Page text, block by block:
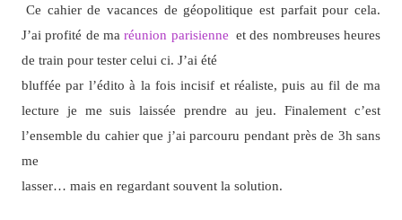
Ce cahier de vacances de géopolitique est parfait pour cela.
J’ai profité de maréunion parisienne et des nombreuses heures
de train pour tester celui ci. J’ai été
bluffée par l’édito à la fois incisif et réaliste, puis au fil de ma
lecture je me suis laissée prendre au jeu. Finalement c’est
l’ensemble du cahier que j’ai parcouru pendant près de 3h sans
me
lasser… mais en regardant souvent la solution.